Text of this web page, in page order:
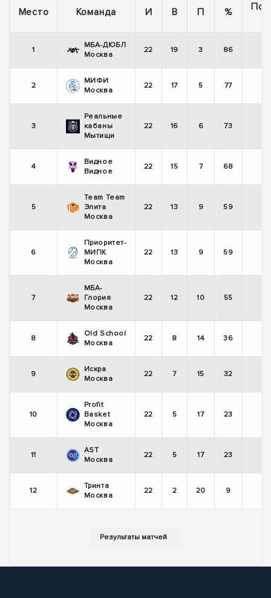
Место Команда И В П %
1
МБА-ДЮБЛ
Москва
22 19 3 86
2
МИФИ
Москва
22 17 5 77
3
Реальные
кабаны
Мытищи
22 16 6 73
4
Видное
Видное
22 15 7 68
5
Team Team
Элита
Москва
22 13 9 59
6
Приоритет-
МИПК
Москва
22 13 9 59
7
МБА-
Глория
Москва
22 12 10 55
8
Old School
Москва
22 8 14 36
9
Искра
Москва
22 7 15 32
10
Profit
Basket
Москва
22 5 17 23
11
AST
Москва
22 5 17 23
12
Тринта
Москва
22 2 20 9